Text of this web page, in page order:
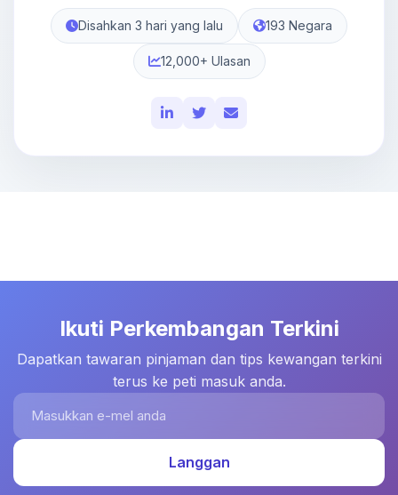
Disahkan 3 hari yang lalu 193 Negara
12,000+ Ulasan
Ikuti Perkembangan Terkini
Dapatkan tawaran pinjaman dan tips kewangan terkini
terus ke peti masuk anda.
Masukkan e-mel anda
Langgan